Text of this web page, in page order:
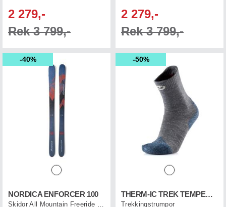
2 279,-
Rek 3 799,-
2 279,-
Rek 3 799,-
40%
NORDICA ENFORCER 100
50%
THERM-IC TREK TEMPERATE
Trekkingstrumpor